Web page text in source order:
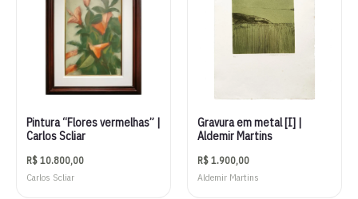
Pintura “Flores vermelhas” |
Carlos Scliar
R$10.800,00
Carlos Scliar
Gravura em metal [I] |
Aldemir Martins
R$1.900,00
Aldemir Martins